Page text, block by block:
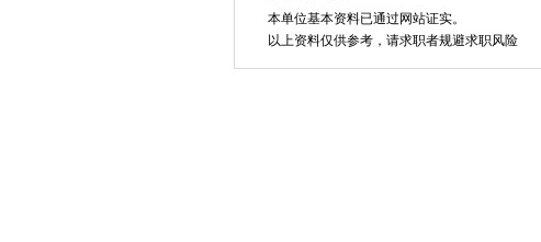
本单位基本资料已通过网站证实。
以上资料仅供参考，请求职者规避求职风险